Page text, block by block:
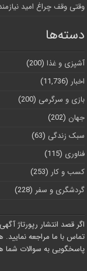
وقتی وقف چراغ امید
دسته‌ها
آشپزی و غذا (200)
اخبار (11,736)
بازی و سرگرمی (200)
جهان (202)
سبک زندگی (63)
فناوری (115)
کسب و کار (253)
گردشگری و سفر (228)
اگر قصد انتشار رپورتاژ
تماس با ما مراجعه
پاسخگویی به سوالات شما